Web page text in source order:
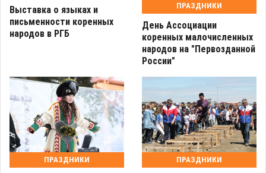
Выставка о языках и
письменности коренных
народов в РГБ
ПРАЗДНИКИ
День Ассоциации
коренных малочисленных
народов на "Первозданной
России"
ПРАЗДНИКИ ПРАЗДНИКИ